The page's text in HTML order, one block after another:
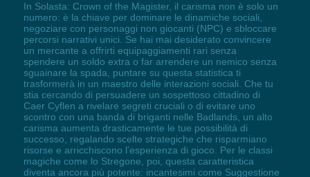
In Solasta: Crown of the Magister, il carisma non è solo un
numero: è la chiave per dominare le dinamiche sociali,
negoziare con personaggi non giocanti (NPC) e sbloccare
percorsi narrativi unici. Se hai mai desiderato convincere
un mercante a offrirti equipaggiamenti rari senza
spendere un soldo extra o far arrendere un nemico senza
sguainare la spada, puntare su questa statistica ti
trasformerà in un maestro delle interazioni sociali. Che tu
stia cercando di persuadere un sospettoso cittadino di
Caer Cyflen a rivelare segreti cruciali o di evitare uno
scontro con una banda di briganti nelle Badlands, un alto
carisma aumenta drasticamente le tue possibilità di
successo, regalando scelte strategiche che risparmiano
risorse e arricchiscono l'esperienza di gioco. Per le classi
magiche come lo Stregone, poi, questa caratteristica
diventa ancora più potente: incantesimi come Suggestione